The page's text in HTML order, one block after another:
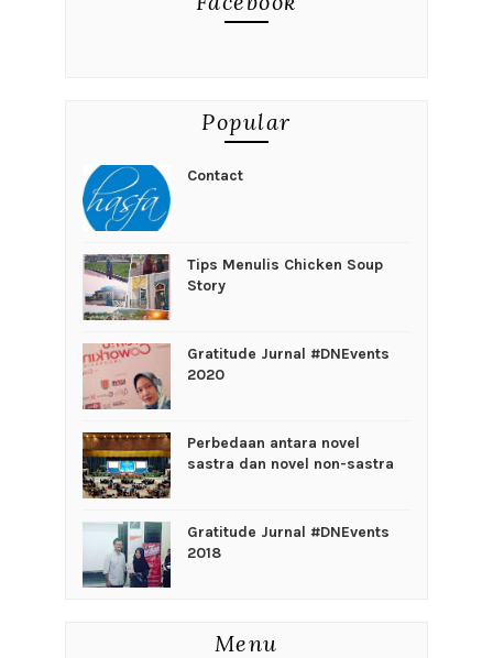
Popular
Contact
Tips Menulis Chicken Soup
Story
Gratitude Jurnal #DNEvents
2020
Perbedaan antara novel
sastra dan novel non-sastra
Gratitude Jurnal #DNEvents
2018
Menu